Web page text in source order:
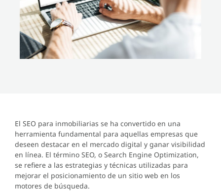
El SEO para inmobiliarias se ha convertido en una
herramienta fundamental para aquellas empresas que
deseen destacar en el mercado digital y ganar visibilidad
en línea. El término SEO, o Search Engine Optimization,
se refiere a las estrategias y técnicas utilizadas para
mejorar el posicionamiento de un sitio web en los
motores de búsqueda.